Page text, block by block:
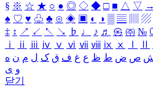
§ ※ ☆ ★ ○ ● ◎ ◇ ◆ □ ■ △ ▽ →
♠ ♡ ♥ ♧ ♣ ⊙ ◈ ▣ ◐ ◑ ▒ ▤ ▨
‡ ↕ ↗ ↙ ↖ ↘ ♭ ♩ ♪ ♬ ㉿ ㈜ №
ⅰ
ⅱ ⅲ ⅳ ⅴ ⅵ ⅶ ⅷ ⅸ ⅹ
ص ض ط ظ ع غ ف ق ک ل م ن ه
و ی
닫기